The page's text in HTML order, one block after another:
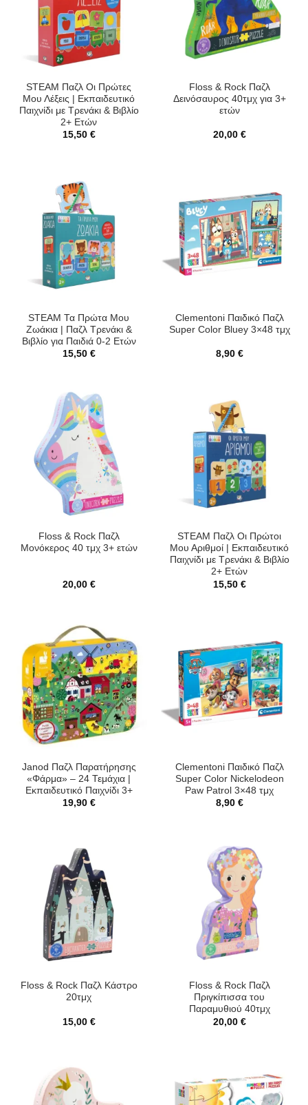
STEAM Παζλ Οι Πρώτες
Μου Λέξεις | Εκπαιδευτικό
Παιχνίδι με Τρενάκι & Βιβλίο
2+ Ετών
15,50 €
Floss & Rock Παζλ
Δεινόσαυρος 40τμχ για 3+
ετών
20,00 €
STEAM Τα Πρώτα Μου
Ζωάκια | Παζλ Τρενάκι &
Βιβλίο για Παιδιά 0-2 Ετών
15,50 €
Clementoni Παιδικό Παζλ
Super Color Bluey 3×48 τμχ
8,90 €
Floss & Rock Παζλ
Μονόκερος 40 τμχ 3+ ετών
20,00 €
STEAM Παζλ Οι Πρώτοι
Μου Αριθμοί | Εκπαιδευτικό
Παιχνίδι με Τρενάκι & Βιβλίο
2+ Ετών
15,50 €
Janod Παζλ Παρατήρησης
«Φάρμα» – 24 Τεμάχια |
Εκπαιδευτικό Παιχνίδι 3+
19,90 €
Clementoni Παιδικό Παζλ
Super Color Nickelodeon
Paw Patrol 3×48 τμχ
8,90 €
Floss & Rock Παζλ Κάστρο
20τμχ
15,00 €
Floss & Rock Παζλ
Πριγκίπισσα του
Παραμυθιού 40τμχ
20,00 €